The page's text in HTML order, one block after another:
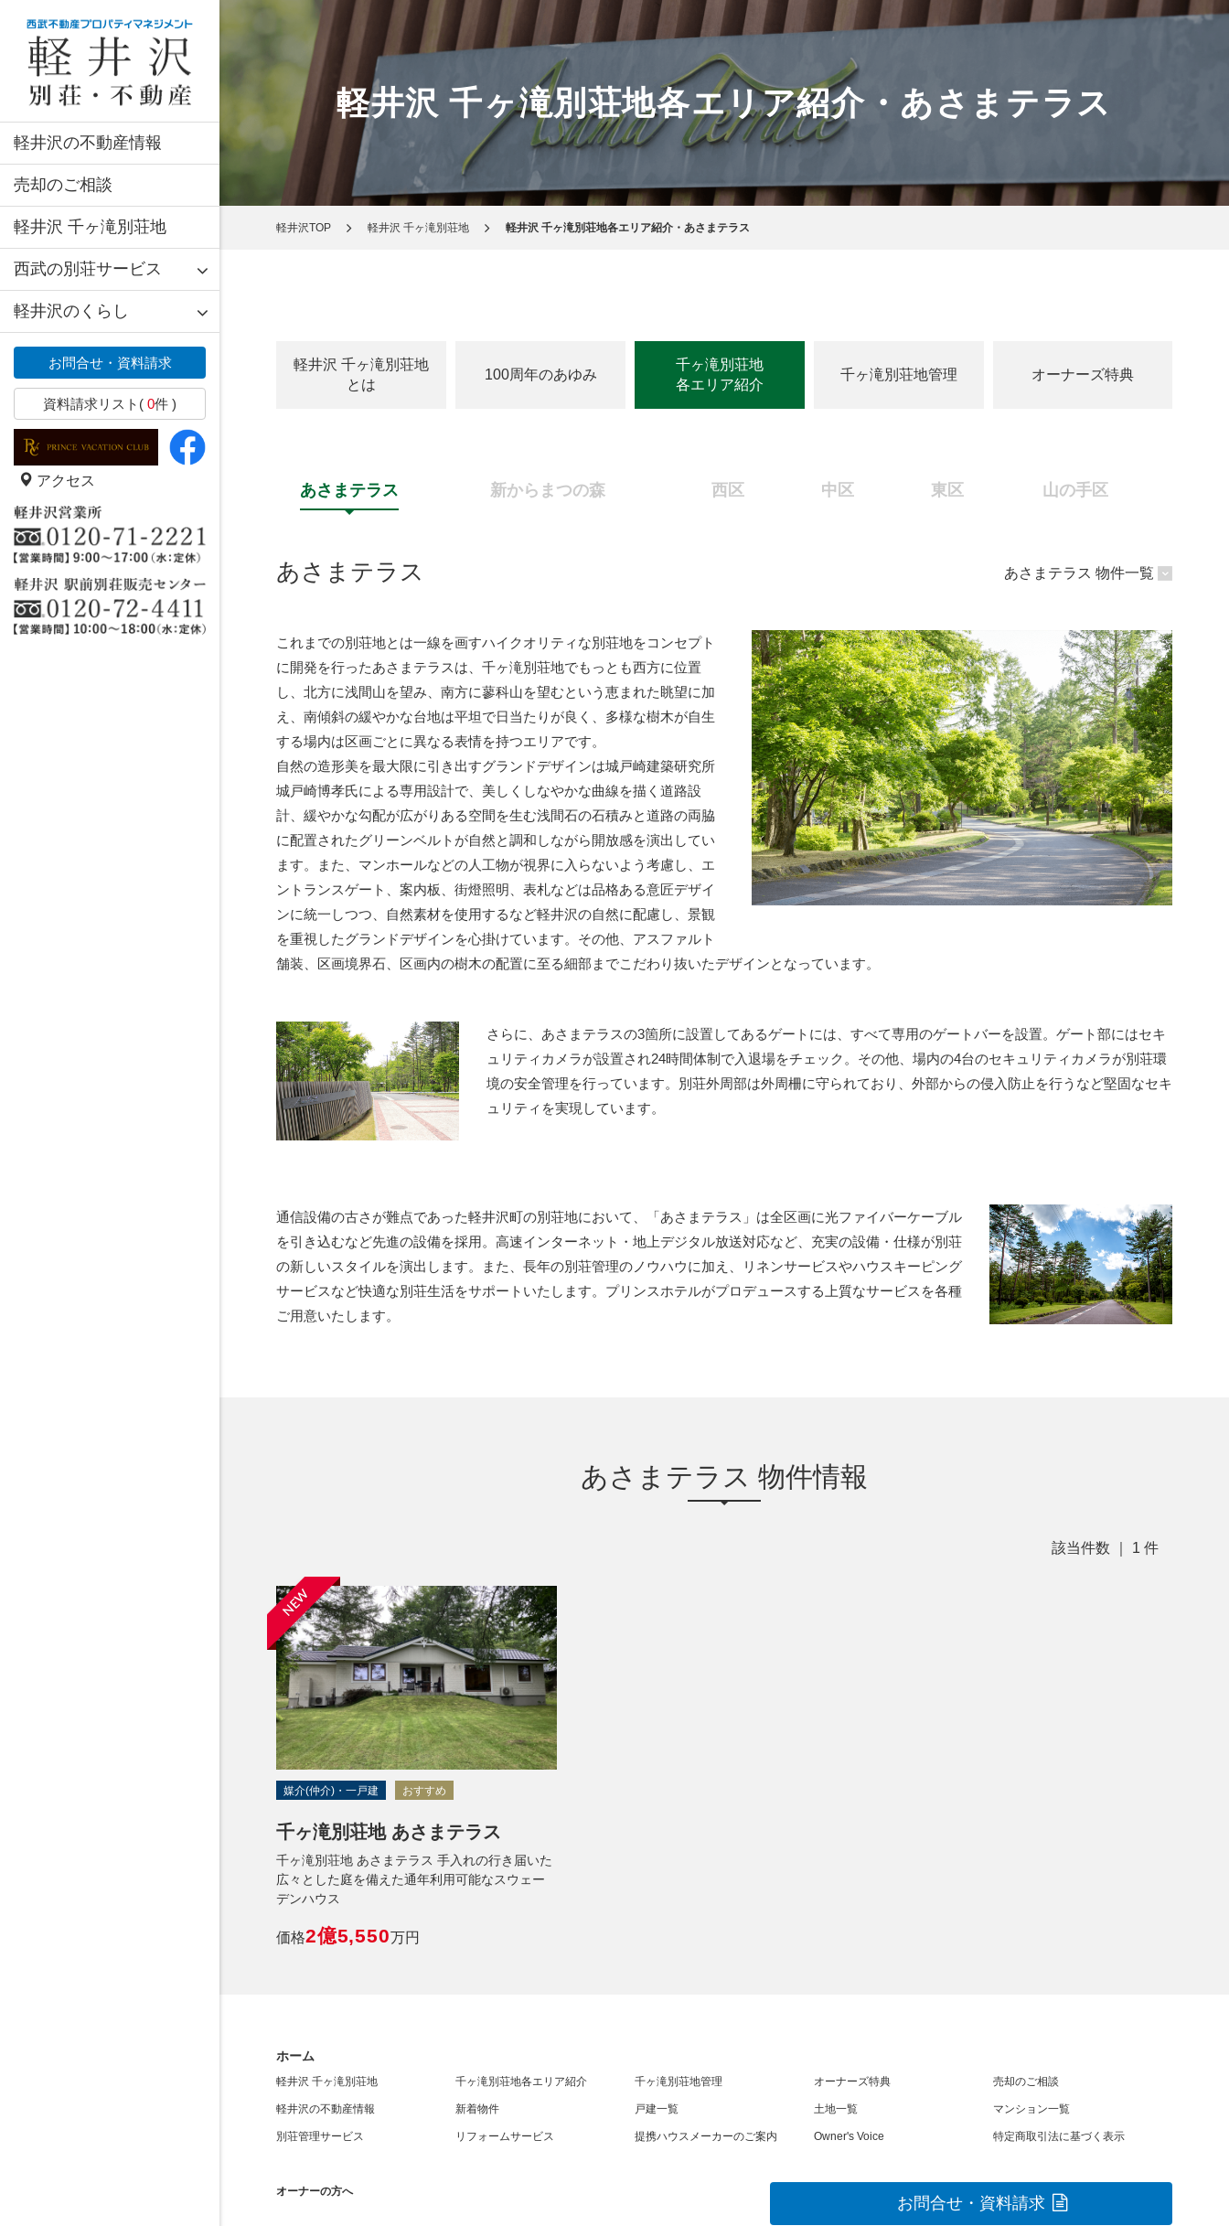
軽井沢の不動産情報
売却のご相談
軽井沢 千ヶ滝別荘地
西武の別荘サービス
軽井沢のくらし
お問合せ・資料請求
資料請求リスト( 0件 )
アクセス
軽井沢 千ヶ滝別荘地各エリア紹介・あさまテラス
軽井沢TOP 軽井沢 千ヶ滝別荘地 軽井沢 千ヶ滝別荘地各エリア紹介・あさまテラス
軽井沢 千ヶ滝別荘地
とは
100周年のあゆみ
千ヶ滝別荘地
各エリア紹介
千ヶ滝別荘地管理 オーナーズ特典
あさまテラス 新からまつの森 西区 中区 東区 山の手区
あさまテラス あさまテラス 物件一覧
これまでの別荘地とは一線を画すハイクオリティな別荘地をコンセプト
に開発を行ったあさまテラスは、千ヶ滝別荘地でもっとも西方に位置
し、北方に浅間山を望み、南方に蓼科山を望むという恵まれた眺望に加
え、南傾斜の緩やかな台地は平坦で日当たりが良く、多様な樹木が自生
する場内は区画ごとに異なる表情を持つエリアです。
自然の造形美を最大限に引き出すグランドデザインは城戸崎建築研究所
城戸崎博孝氏による専用設計で、美しくしなやかな曲線を描く道路設
計、緩やかな勾配が広がりある空間を生む浅間石の石積みと道路の両脇
に配置されたグリーンベルトが自然と調和しながら開放感を演出してい
ます。また、マンホールなどの人工物が視界に入らないよう考慮し、エ
ントランスゲート、案内板、街燈照明、表札などは品格ある意匠デザイ
ンに統一しつつ、自然素材を使用するなど軽井沢の自然に配慮し、景観
を重視したグランドデザインを心掛けています。その他、アスファルト
舗装、区画境界石、区画内の樹木の配置に至る細部までこだわり抜いたデザインとなっています。
さらに、あさまテラスの3箇所に設置してあるゲートには、すべて専用のゲートバーを設置。ゲート部にはセキ
ュリティカメラが設置され24時間体制で入退場をチェック。その他、場内の4台のセキュリティカメラが別荘環
境の安全管理を行っています。別荘外周部は外周柵に守られており、外部からの侵入防止を行うなど堅固なセキ
ュリティを実現しています。
通信設備の古さが難点であった軽井沢町の別荘地において、「あさまテラス」は全区画に光ファイバーケーブル
を引き込むなど先進の設備を採用。高速インターネット・地上デジタル放送対応など、充実の設備・仕様が別荘
の新しいスタイルを演出します。また、長年の別荘管理のノウハウに加え、リネンサービスやハウスキーピング
サービスなど快適な別荘生活をサポートいたします。プリンスホテルがプロデュースする上質なサービスを各種
ご用意いたします。
あさまテラス 物件情報
該当件数 ｜ 1 件
NEW
媒介(仲介)・一戸建 おすすめ
千ヶ滝別荘地 あさまテラス
千ヶ滝別荘地 あさまテラス 手入れの行き届いた
広々とした庭を備えた通年利用可能なスウェー
デンハウス
価格2億5,550万円
ホーム
軽井沢 千ヶ滝別荘地 千ヶ滝別荘地各エリア紹介 千ヶ滝別荘地管理 オーナーズ特典 売却のご相談
軽井沢の不動産情報 新着物件 戸建一覧 土地一覧 マンション一覧
別荘管理サービス リフォームサービス 提携ハウスメーカーのご案内 Owner's Voice 特定商取引法に基づく表示
オーナーの方へ
お問合せ・資料請求